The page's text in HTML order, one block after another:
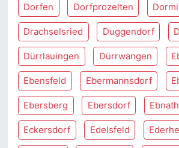
Dorfen Dorfprozelten
Drachselsried Duggendorf
Dürrlauingen Dürrwangen
Ebensfeld Ebermannsdorf
Ebersberg Ebersdorf Ebnath
Eckersdorf Edelsfeld